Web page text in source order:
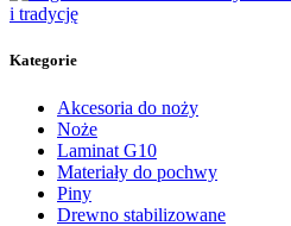
Kategorie
Akcesoria do noży
Noże
Laminat G10
Materiały do pochwy
Piny
Drewno stabilizowane